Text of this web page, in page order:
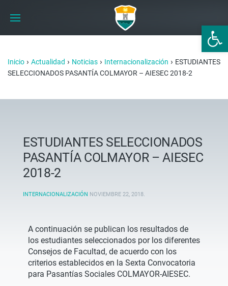
Abrir
Inicio › Actualidad › Noticias › Internacionalización › ESTUDIANTES
SELECCIONADOS PASANTÍA COLMAYOR – AIESEC 2018-2
ESTUDIANTES SELECCIONADOS
PASANTÍA COLMAYOR – AIESEC
2018-2
INTERNACIONALIZACIÓN NOVIEMBRE 22, 2018.
A continuación se publican los resultados de
los estudiantes seleccionados por los diferentes
Consejos de Facultad, de acuerdo con los
criterios establecidos en la Sexta Convocatoria
para Pasantías Sociales COLMAYOR-AIESEC.